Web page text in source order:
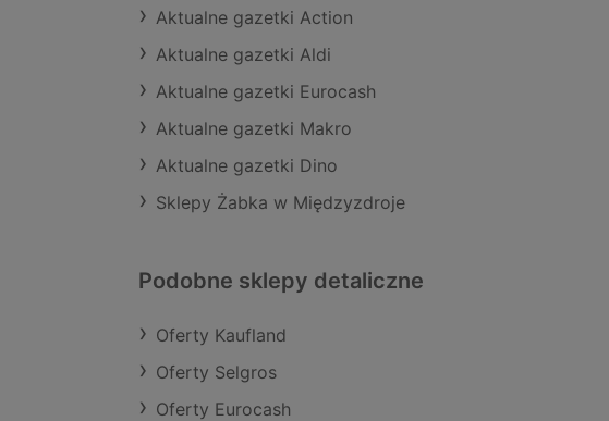
Aktualne gazetki Action
Aktualne gazetki Aldi
Aktualne gazetki Eurocash
Aktualne gazetki Makro
Aktualne gazetki Dino
Sklepy Żabka w Międzyzdroje
Podobne sklepy detaliczne
Oferty Kaufland
Oferty Selgros
Oferty Eurocash